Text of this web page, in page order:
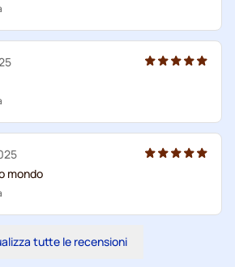
mondo
tutte le recensioni